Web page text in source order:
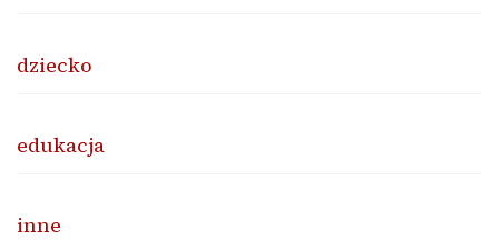
dziecko
edukacja
inne